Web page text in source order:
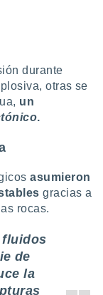
durante
otras se
un
.
asumieron
gracias a
rocas.
fluidos
de
la